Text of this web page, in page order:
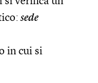
sede
in cui si